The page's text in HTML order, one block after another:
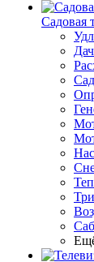
Садовая